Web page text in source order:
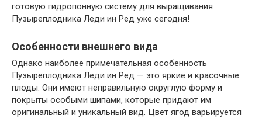
готовую гидропонную систему для выращивания
Пузыреплодника Леди ин Ред уже сегодня!
Особенности внешнего вида
Однако наиболее примечательная особенность
Пузыреплодника Леди ин Ред — это яркие и красочные
плоды. Они имеют неправильную округлую форму и
покрыты особыми шипами, которые придают им
оригинальный и уникальный вид. Цвет ягод варьируется